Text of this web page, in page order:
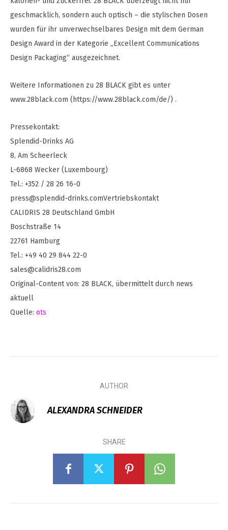
geschmacklich, sondern auch optisch – die stylischen Dosen
wurden für ihr unverwechselbares Design mit dem German
Design Award in der Kategorie „Excellent Communications
Design Packaging“ ausgezeichnet.
Weitere Informationen zu 28 BLACK gibt es unter
www.28black.com (https://www.28black.com/de/) .
Pressekontakt:
Splendid-Drinks AG
8, Am Scheerleck
L-6868 Wecker (Luxembourg)
Tel.: +352 / 28 26 16-0
press@splendid-drinks.comVertriebskontakt
CALIDRIS 28 Deutschland GmbH
Boschstraße 14
22761 Hamburg
Tel.: +49 40 29 844 22-0
sales@calidris28.com
Original-Content von: 28 BLACK, übermittelt durch news
aktuell
Quelle: ots
AUTHOR
ALEXANDRA SCHNEIDER
SHARE